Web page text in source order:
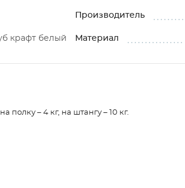
Производитель
крафт белый Материал
полку – 4 кг, на штангу – 10 кг.